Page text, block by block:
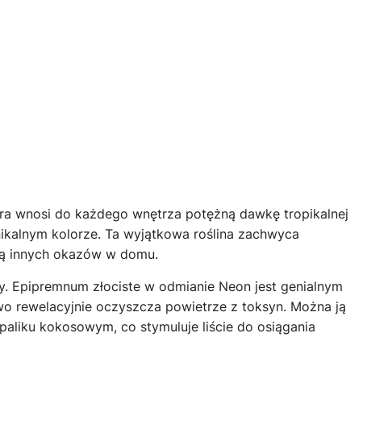
wnosi do każdego wnętrza potężną dawkę tropikalnej
kolorze. Ta wyjątkowa roślina zachwyca
innych okazów w domu.
złociste w odmianie Neon jest genialnym
rewelacyjnie oczyszcza powietrze z toksyn. Można ją
kokosowym, co stymuluje liście do osiągania